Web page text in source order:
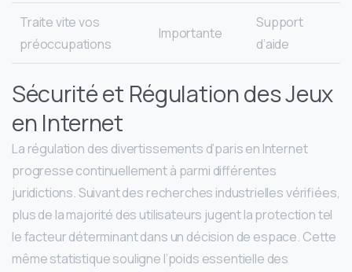
Support
d’aide
Importante
Traite vite vos
préoccupations
Sécurité et Régulation des Jeux
en Internet
La régulation des divertissements d’paris en Internet
progresse continuellement à parmi différentes
juridictions. Suivant des recherches industrielles vérifiées,
plus de la majorité des utilisateurs jugent la protection tel
le facteur déterminant dans un décision de espace. Cette
même statistique souligne l’poids essentielle des